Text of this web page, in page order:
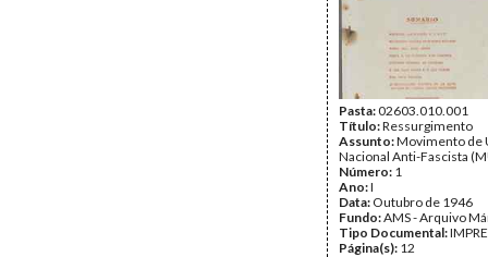
Pasta:02603.010.001
Título:Ressurgimento
Assunto:Movimento de
Nacional Anti-Fascista
Número: 1
Ano:I
Data: Outubro de 1946
Fundo:AMS - Arquivo
Tipo Documental:
Página(s): 12